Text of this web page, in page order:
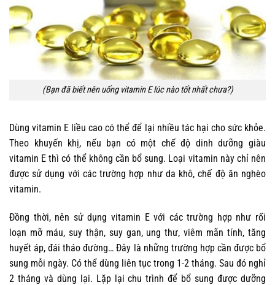
(Bạn đã biết nên uống vitamin E lúc nào tốt nhất chưa?)
Dùng vitamin E liều cao có thể để lại nhiều tác hại cho sức khỏe.
Theo khuyến khị, nếu bạn có một chế độ dinh dưỡng giàu
vitamin E thì có thể không cần bổ sung. Loại vitamin này chỉ nên
được sử dụng với các trường hợp như da khô, chế độ ăn nghèo
vitamin.
Đồng thời, nên sử dụng vitamin E với các trường hợp như rối
loạn mỡ máu, suy thận, suy gan, ung thư, viêm mãn tính, tăng
huyết áp, đái tháo đường… Đây là những trường hợp cần được bổ
sung mỗi ngày. Có thể dùng liên tục trong 1-2 tháng. Sau đó nghỉ
2 tháng và dùng lại. Lặp lại chu trình để bổ sung được dưỡng